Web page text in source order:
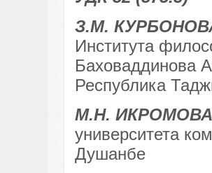
З.М.
Института
Баховаддинова
Республика
М.Н. ИКРОМОВА
университета
Душанбе